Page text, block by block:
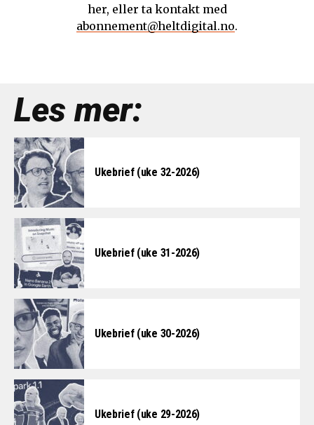
her, eller ta kontakt med
abonnement@heltdigital.no.
Les mer:
Ukebrief (uke 32-2026)
Ukebrief (uke 31-2026)
Ukebrief (uke 30-2026)
Ukebrief (uke 29-2026)